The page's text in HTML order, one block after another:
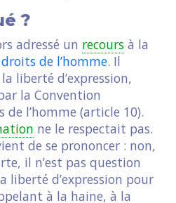
?
adressé un recours à la
de l’homme. Il
liberté d’expression,
la Convention
de l’homme (article 10).
ne le respectait pas.
de se prononcer : non,
il n’est pas question
liberté d’expression pour
à la haine, à la